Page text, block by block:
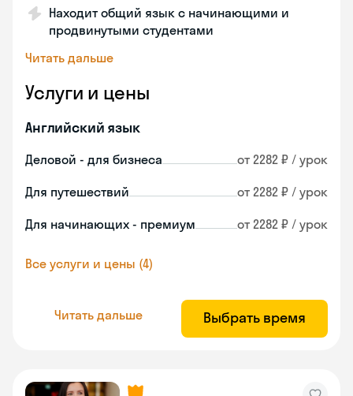
Находит общий язык с начинающими и
продвинутыми студентами
Читать дальше
Услуги и цены
Английский язык
Деловой - для бизнеса от 2282 ₽ / урок
Для путешествий от 2282 ₽ / урок
Для начинающих - премиум от 2282 ₽ / урок
Все услуги и цены (4)
Читать дальше Выбрать время